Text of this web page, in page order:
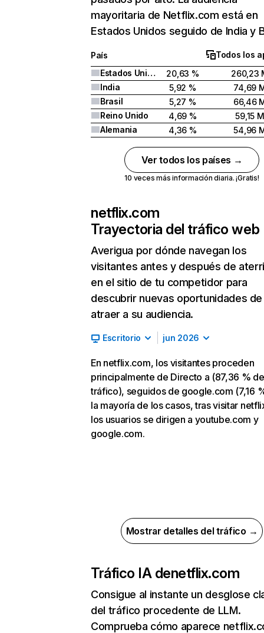
mayoritaria de Netflix.com está en
Estados Unidos seguido de India y
País
Todos los
Estados Unidos
20,63 %
260,23
India
5,92 %
74,69
Brasil
5,27 %
66,46
Reino Unido
4,69 %
59,15 M
Alemania
4,36 % 54,96
Ver todos los países →
10 veces más información diaria. ¡Gratis!
netflix.com
Trayectoria del tráfico web
Averigua por dónde navegan los
visitantes antes y después de
en el sitio de tu competidor para
descubrir nuevas oportunidades de
atraer a su audiencia.
Escritorio jun 2026
En netflix.com, los visitantes proceden
principalmente de Directo a (87,36 % de
tráfico), seguidos de google.com (7,16
la mayoría de los casos, tras visitar
los usuarios se dirigen a youtube.com y
google.com.
Mostrar detalles del tráfico →
Tráfico IA denetflix.com
Consigue al instante un desglose
del tráfico procedente de LLM.
Comprueba cómo aparece